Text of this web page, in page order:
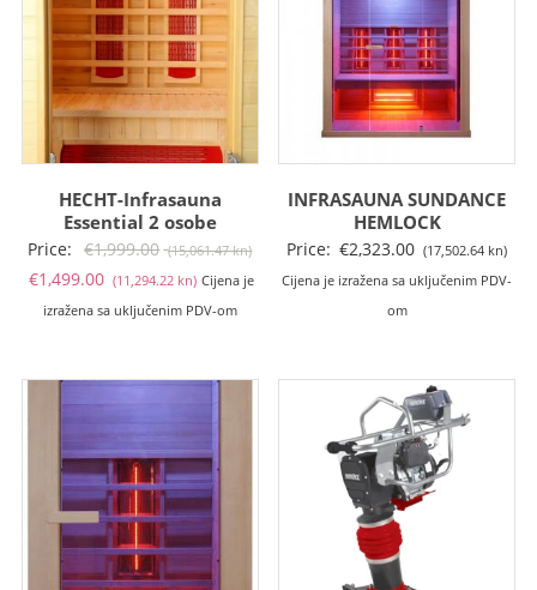
HECHT-Infrasauna
Essential 2 osobe
Price: €1,999.00 (15,061.47 kn)Izvorna
cijena
€1,499.00 (11,294.22 kn)Trenutna
cijena
Cijena je
izražena sa uključenim PDV-om
INFRASAUNA SUNDANCE
HEMLOCK
Price: €2,323.00 (17,502.64 kn)
Cijena je izražena sa uključenim PDV-
om